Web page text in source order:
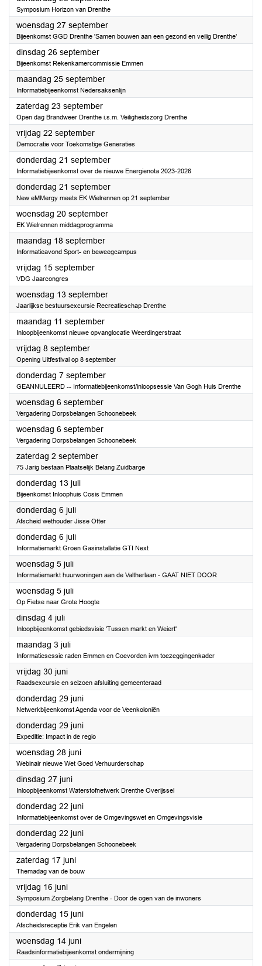
Symposium Horizon van Drenthe
woensdag 27 september2023
Bijeenkomst GGD Drenthe 'Samen bouwen aan een gezond en veilig Drenthe'
dinsdag 26 september2023
Bijeenkomst Rekenkamercommissie Emmen
maandag 25 september2023
Informatiebijeenkomst Nedersaksenlijn
zaterdag 23 september2023
Open dag Brandweer Drenthe i.s.m. Veiligheidszorg Drenthe
vrijdag 22 september2023
Democratie voor Toekomstige Generaties
donderdag 21 september2023
Informatiebijeenkomst over de nieuwe Energienota 2023-2026
donderdag 21 september2023
New eMMergy meets EK Wielrennen op 21 september
woensdag 20 september2023
EK Wielrennen middagprogramma
maandag 18 september2023
Informatieavond Sport- en beweegcampus
vrijdag 15 september2023
VDG Jaarcongres
woensdag 13 september2023
Jaarlijkse bestuursexcursie Recreatieschap Drenthe
maandag 11 september2023
Inloopbijeenkomst nieuwe opvanglocatie Weerdingerstraat
vrijdag 8 september2023
Opening Uitfestival op 8 september
donderdag 7 september2023
GEANNULEERD -- Informatiebijeenkomst/inloopsessie Van Gogh Huis Drenthe
woensdag 6 september2023
Vergadering Dorpsbelangen Schoonebeek
woensdag 6 september2023
Vergadering Dorpsbelangen Schoonebeek
zaterdag 2 september2023
75 Jarig bestaan Plaatselijk Belang Zuidbarge
donderdag 13 juli2023
Bijeenkomst Inloophuis Cosis Emmen
donderdag 6 juli2023
Afscheid wethouder Jisse Otter
donderdag 6 juli2023
Informatiemarkt Groen Gasinstallatie GTI Next
woensdag 5 juli2023
Informatiemarkt huurwoningen aan de Valtherlaan - GAAT NIET DOOR
woensdag 5 juli2023
Op Fietse naar Grote Hoogte
dinsdag 4 juli2023
Inloopbijeenkomst gebiedsvisie 'Tussen markt en Weiert'
maandag 3 juli2023
Informatiesessie raden Emmen en Coevorden ivm toezeggingenkader
vrijdag 30 juni2023
Raadsexcursie en seizoen afsluiting gemeenteraad
donderdag 29 juni2023
Netwerkbijeenkomst Agenda voor de Veenkoloniën
donderdag 29 juni2023
Expeditie: Impact in de regio
woensdag 28 juni2023
Webinair nieuwe Wet Goed Verhuurderschap
dinsdag 27 juni2023
Inloopbijeenkomst Waterstofnetwerk Drenthe Overijssel
donderdag 22 juni2023
Informatiebijeenkomst over de Omgevingswet en Omgevingsvisie
donderdag 22 juni2023
Vergadering Dorpsbelangen Schoonebeek
zaterdag 17 juni2023
Themadag van de bouw
vrijdag 16 juni2023
Symposium Zorgbelang Drenthe - Door de ogen van de inwoners
donderdag 15 juni2023
Afscheidsreceptie Erik van Engelen
woensdag 14 juni2023
Raadsinformatiebijeenkomst ondermijning